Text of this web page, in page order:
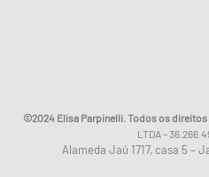
©2024 Elisa Parpinelli. Todos os direitos
LTDA –
Alameda Jaú 1717, casa 5 –